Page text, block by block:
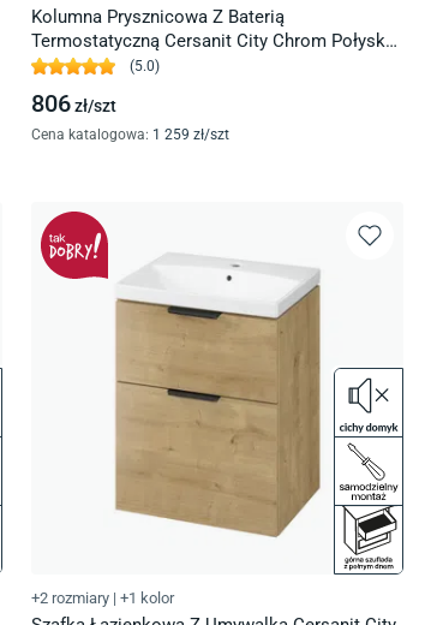
Kolumna Prysznicowa Z Baterią
Termostatyczną Cersanit City Chrom Połysk
S951-341
(5.0)
806zł/szt
Cena katalogowa: 1 259 zł/szt
+2 rozmiary | +1 kolor